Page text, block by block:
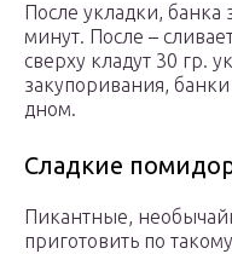
После укладки, банка
минут. После –
сверху кладут 30 гр.
закупоривания,
дном.
Сладкие
Пикантные,
приготовить по